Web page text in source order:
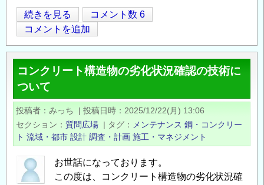
優
れ
活
動
を
顕
彰、
支
援
し
ま
擁
壁
が
詰
ま
る
原
因
の
続きを見る
コメント数 6
コメントを追加
コンクリート構造物の劣化状況確認の技術に
ついて
投稿者 みっち | 投稿日時
2025/12/22(月) 13:06
セクション
質問広場 | タグ メンテナンス 鋼・コンクリー
ト 流域・都市 設計 調査・計画 施工・マネジメント
お世話になっております。
この度は、コンクリート構造物の劣化状況確